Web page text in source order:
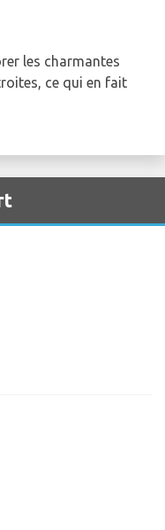
les charmantes
ce qui en fait